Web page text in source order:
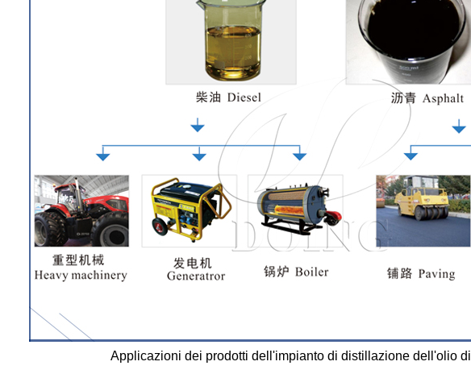
Applicazioni dei prodotti dell'impianto di distillazione dell'olio